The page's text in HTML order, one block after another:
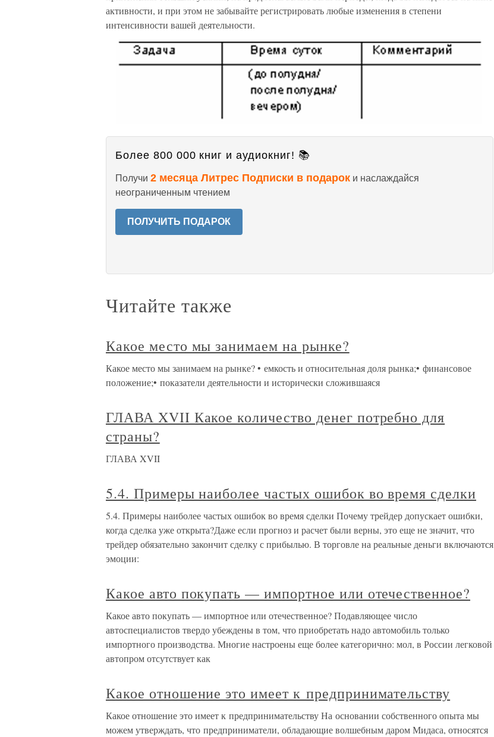
активности, и при этом не забывайте регистрировать любые изменения в степени
интенсивности вашей деятельности.
Более 800 000 книг и аудиокниг! 📚
Получи 2 месяца Литрес Подписки в подарок и наслаждайся
неограниченным чтением
ПОЛУЧИТЬ ПОДАРОК
Читайте также
Какое место мы занимаем на рынке?
Какое место мы занимаем на рынке? • емкость и относительная доля рынка;• финансовое
положение;• показатели деятельности и исторически сложившаяся
ГЛАВА XVII Какое количество денег потребно для
страны?
ГЛАВА XVII
5.4. Примеры наиболее частых ошибок во время сделки
5.4. Примеры наиболее частых ошибок во время сделки Почему трейдер допускает ошибки,
когда сделка уже открыта?Даже если прогноз и расчет были верны, это еще не значит, что
трейдер обязательно закончит сделку с прибылью. В торговле на реальные деньги включаются
эмоции:
Какое авто покупать — импортное или отечественное?
Какое авто покупать — импортное или отечественное? Подавляющее число
автоспециалистов твердо убеждены в том, что приобретать надо автомобиль только
импортного производства. Многие настроены еще более категорично: мол, в России легковой
автопром отсутствует как
Какое отношение это имеет к предпринимательству
Какое отношение это имеет к предпринимательству На основании собственного опыта мы
можем утверждать, что предприниматели, обладающие волшебным даром Мидаса, относятся